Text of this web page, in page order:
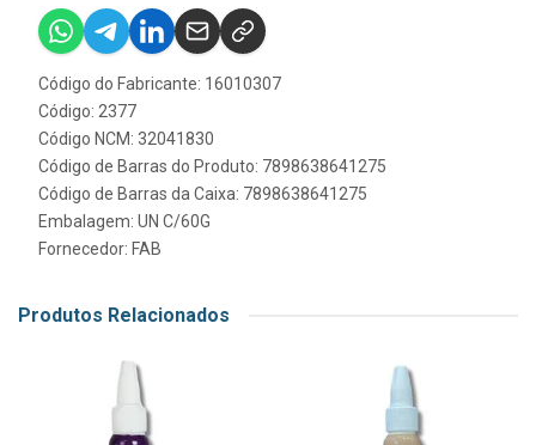
Código do Fabricante: 16010307
Código: 2377
Código NCM: 32041830
Código de Barras do Produto: 7898638641275
Código de Barras da Caixa: 7898638641275
Embalagem: UN C/60G
Fornecedor: FAB
Produtos Relacionados